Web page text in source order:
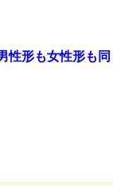
性形も女性形も